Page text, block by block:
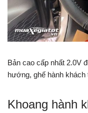
Bản cao cấp nhất 2.0V
hướng, ghế hành
Khoang hành